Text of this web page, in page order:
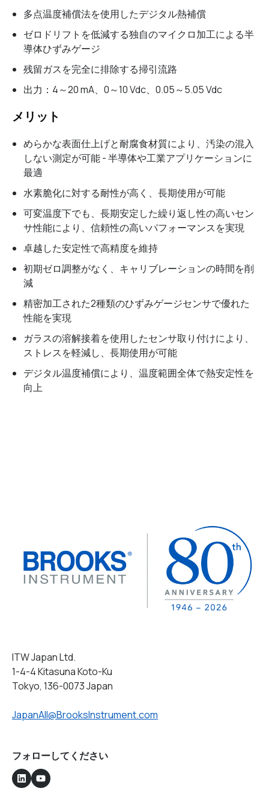
多点温度補償法を使用したデジタル熱補償
ゼロドリフトを低減する独自のマイクロ加工による半
導体ひずみゲージ
残留ガスを完全に排除する掃引流路
出力：4～20 mA、0～10 Vdc、0.05～5.05 Vdc
メリット
めらかな表面仕上げと耐腐食材質により、汚染の混入
しない測定が可能 - 半導体や工業アプリケーションに
最適
水素脆化に対する耐性が高く、長期使用が可能
可変温度下でも、長期安定した繰り返し性の高いセン
サ性能により、信頼性の高いパフォーマンスを実現
卓越した安定性で高精度を維持
初期ゼロ調整がなく、キャリブレーションの時間を削
減
精密加工された2種類のひずみゲージセンサで優れた
性能を実現
ガラスの溶解接着を使用したセンサ取り付けにより、
ストレスを軽減し、長期使用が可能
デジタル温度補償により、温度範囲全体で熱安定性を
向上
ITW Japan Ltd.
1-4-4 Kitasuna Koto-Ku
Tokyo, 136-0073 Japan
JapanAll@BrooksInstrument.com
フォローしてください